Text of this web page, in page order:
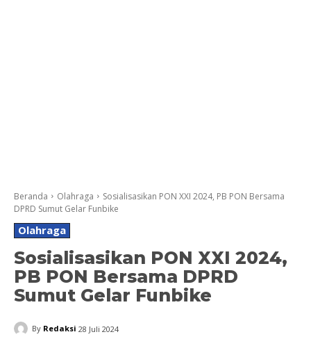
Beranda Olahraga
Sosialisasikan PON XXI 2024, PB PON Bersama
DPRD Sumut Gelar Funbike
Olahraga
Sosialisasikan PON XXI 2024,
PB PON Bersama DPRD
Sumut Gelar Funbike
By Redaksi 28 Juli 2024